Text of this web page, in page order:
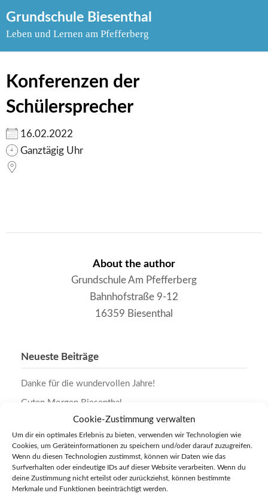
Cookie-Zustimmung verwalten
Um dir ein optimales Erlebnis zu bieten, verwenden wir Technologien wie
Cookies, um Geräteinformationen zu speichern und/oder darauf zuzugreifen.
Wenn du diesen Technologien zustimmst, können wir Daten wie das
Surfverhalten oder eindeutige IDs auf dieser Website verarbeiten. Wenn du
deine Zustimmung nicht erteilst oder zurückziehst, können bestimmte
Merkmale und Funktionen beeinträchtigt werden.
to
Grundschule Biesenthal
Leben und Lernen am Pfefferberg
Konferenzen der
Schülersprecher
16.02.2022
Ganztägig Uhr
About the author
Grundschule Am Pfefferberg
Bahnhofstraße 9-12
16359 Biesenthal
Neueste Beiträge
Danke für die wundervollen Jahre!
Guten Morgen Biesenthal
Englischolympiade 2026
Regionalfinale Leichtathletik 2026
Kinderfest 2026
Das Atrium lebt